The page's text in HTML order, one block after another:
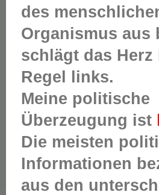
des
Organismus aus
schlägt das Herz
Regel links.
Meine politische
Überzeugung ist
Die meisten
Informationen
aus den